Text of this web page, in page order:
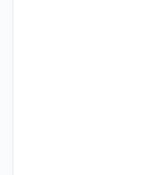
واردات انواع فن های
کانالی، مرغداری و
صنعتی و ساختمانی
کمپانی اروپایی
عزیزان رو در صرف
جویی در هزینه و زمان